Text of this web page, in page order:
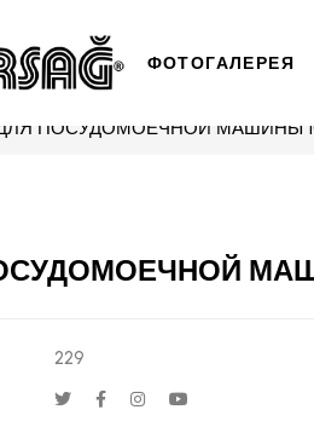
ФОТОГАЛЕРЕЯ
ПОСУДОМОЕЧНОЙ МАШИНЫ
229